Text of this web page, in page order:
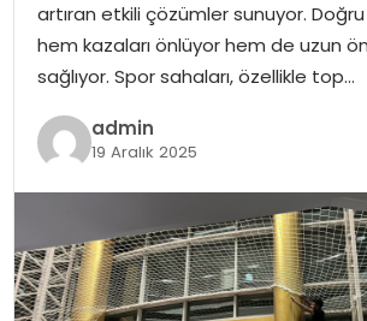
SPOR
EĞITIM
OTOMOBIL
EKONOMI
artıran etkili çözümler sunuyor.
hem kazaları önlüyor hem de uzun
sağlıyor. Spor sahaları, özellikle top…
admin
19 Aralık 2025